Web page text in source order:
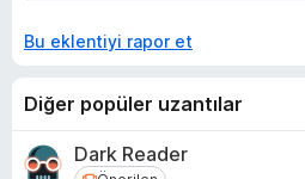
Bu eklentiyi rapor et
Diğer popüler uzantılar
Dark Reader